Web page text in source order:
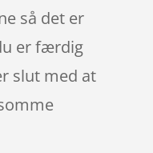
så det er
er færdig
slut med at